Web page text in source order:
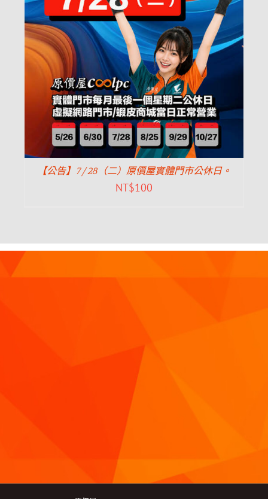
【公告】7/28（二）原價屋實體門市公休日。
NT$100